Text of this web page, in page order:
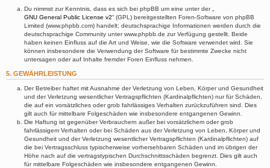
Du nimmst zur Kenntnis, dass es sich bei phpBB um eine unter der „
GNU General Public License v2“ (GPL) bereitgestellten Foren-Software von phpBB
Limited (www.phpbb.com) handelt; deutschsprachige Informationen werden durch die
deutschsprachige Community unter www.phpbb.de zur Verfügung gestellt. Beide
haben keinen Einfluss auf die Art und Weise, wie die Software verwendet wird. Sie
können insbesondere die Verwendung der Software für bestimmte Zwecke nicht
untersagen oder auf Inhalte fremder Foren Einfluss nehmen.
5. GEWÄHRLEISTUNG
Der Betreiber haftet mit Ausnahme der Verletzung von Leben, Körper und Gesundheit
und der Verletzung wesentlicher Vertragspflichten (Kardinalpflichten) nur für Schäden,
die auf ein vorsätzliches oder grob fahrlässiges Verhalten zurückzuführen sind. Dies
gilt auch für mittelbare Folgeschäden wie insbesondere entgangenen Gewinn.
Die Haftung ist gegenüber Verbrauchern außer bei vorsätzlichem oder grob
fahrlässigem Verhalten oder bei Schäden aus der Verletzung von Leben, Körper und
Gesundheit und der Verletzung wesentlicher Vertragspflichten (Kardinalpflichten) auf
die bei Vertragsschluss typischerweise vorhersehbaren Schäden und im übrigen der
Höhe nach auf die vertragstypischen Durchschnittsschäden begrenzt. Dies gilt auch
für mittelbare Folgeschäden wie insbesondere entgangenen Gewinn.